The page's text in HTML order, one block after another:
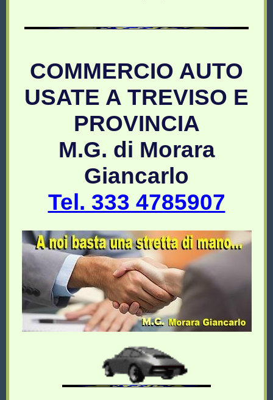
COMMERCIO AUTO
USATE A TREVISO E
PROVINCIA
M.G. di Morara
Giancarlo
Tel. 333 4785907